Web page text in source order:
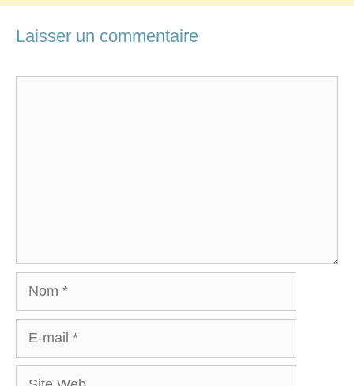
Laisser un commentaire
Nom
mail
Site